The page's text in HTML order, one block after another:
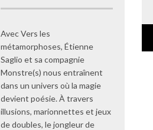
Avec Vers les
métamorphoses, Étienne
Saglio et sa compagnie
Monstre(s) nous entraînent
dans un univers où la magie
devient poésie. À travers
illusions, marionnettes et jeux
de doubles, le jongleur de